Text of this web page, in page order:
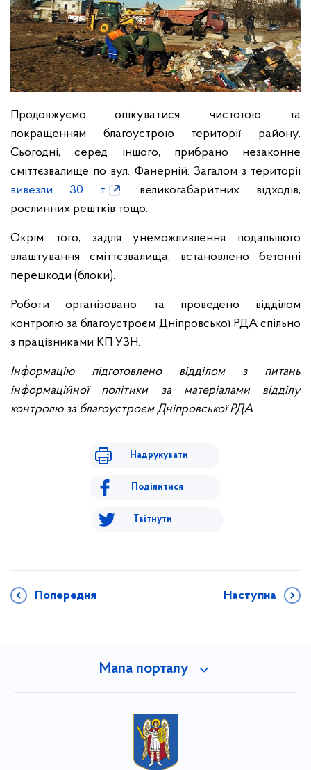
Продовжуємо опікуватися чистотою та
покращенням благоустрою території району.
Сьогодні, серед іншого, прибрано незаконне
сміттєзвалище по вул. Фанерній. Загалом з території
вивезли 30 т
великогабаритних відходів,
рослинних рештків тощо.
Окрім того, задля унеможливлення подальшого
влаштування сміттєзвалища, встановлено бетонні
перешкоди (блоки).
Роботи організовано та проведено відділом
контролю за благоустроєм Дніпровської РДА спільно
з працівниками КП УЗН.
Інформацію підготовлено відділом з питань
інформаційної політики за матеріалами відділу
контролю за благоустроєм Дніпровської РДА
Надрукувати
Поділитися
Твітнути
Попередня Наступна
Мапа порталу